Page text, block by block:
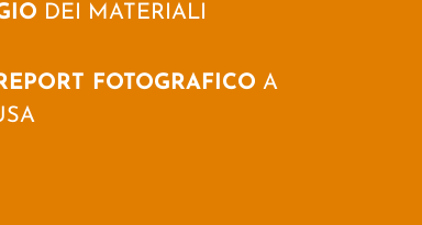
DEI MATERIALI
FOTOGRAFICO A